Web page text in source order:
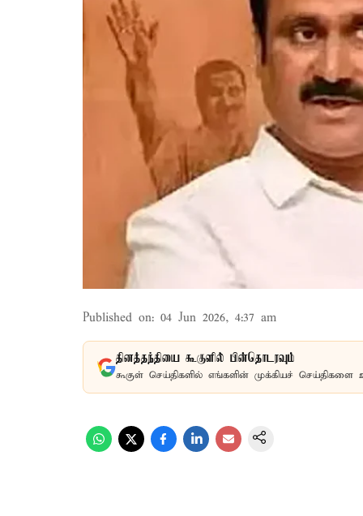
Published on: 04 Jun 2026, 4:37 am
தினத்தந்தியை கூகுளில் பின்தொடரவும்
கூகுள் செய்திகளில் எங்களின் முக்கியச் செய்திகளை